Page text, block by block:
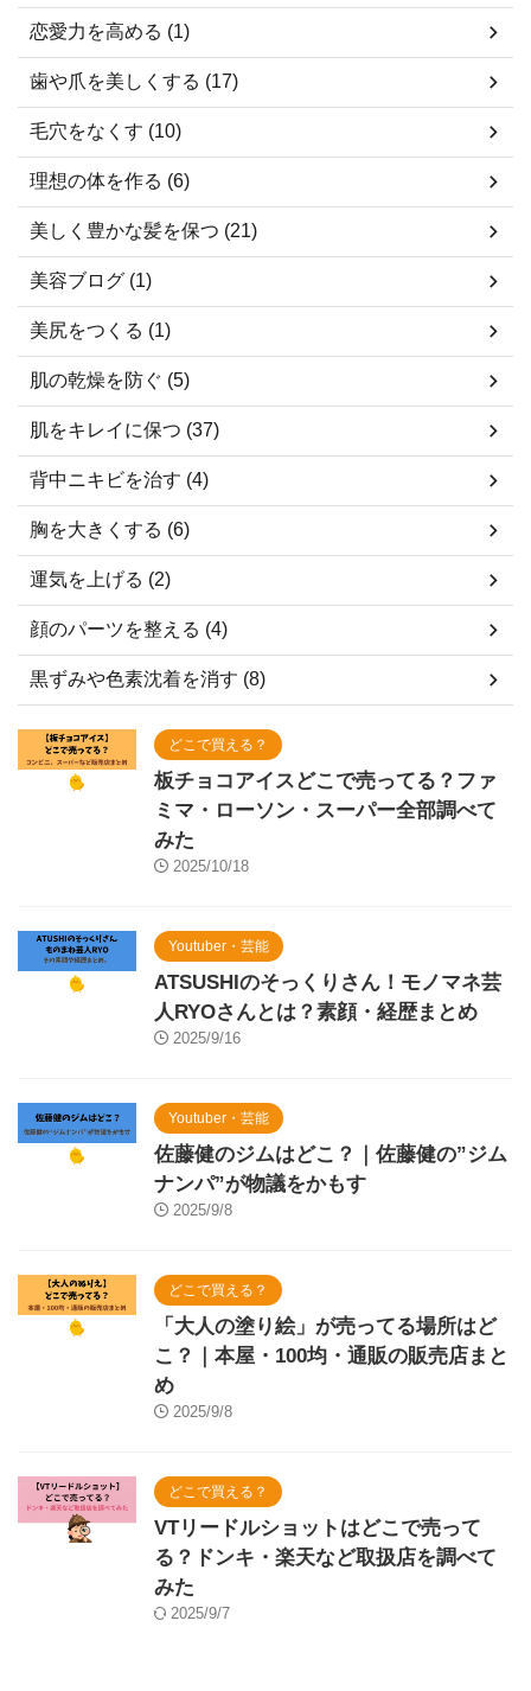
恋愛力を高める (1)
歯や爪を美しくする (17)
毛穴をなくす (10)
理想の体を作る (6)
美しく豊かな髪を保つ (21)
美容ブログ (1)
美尻をつくる (1)
肌の乾燥を防ぐ (5)
肌をキレイに保つ (37)
背中ニキビを治す (4)
胸を大きくする (6)
運気を上げる (2)
顔のパーツを整える (4)
黒ずみや色素沈着を消す (8)
どこで買える？
板チョコアイスどこで売ってる？ファ
ミマ・ローソン・スーパー全部調べて
みた
2025/10/18
Youtuber・芸能
ATSUSHIのそっくりさん！モノマネ芸
人RYOさんとは？素顔・経歴まとめ
2025/9/16
Youtuber・芸能
佐藤健のジムはどこ？｜佐藤健の”ジム
ナンパ”が物議をかもす
2025/9/8
どこで買える？
「大人の塗り絵」が売ってる場所はど
こ？｜本屋・100均・通販の販売店まと
め
2025/9/8
どこで買える？
VTリードルショットはどこで売って
る？ドンキ・楽天など取扱店を調べて
みた
2025/9/7